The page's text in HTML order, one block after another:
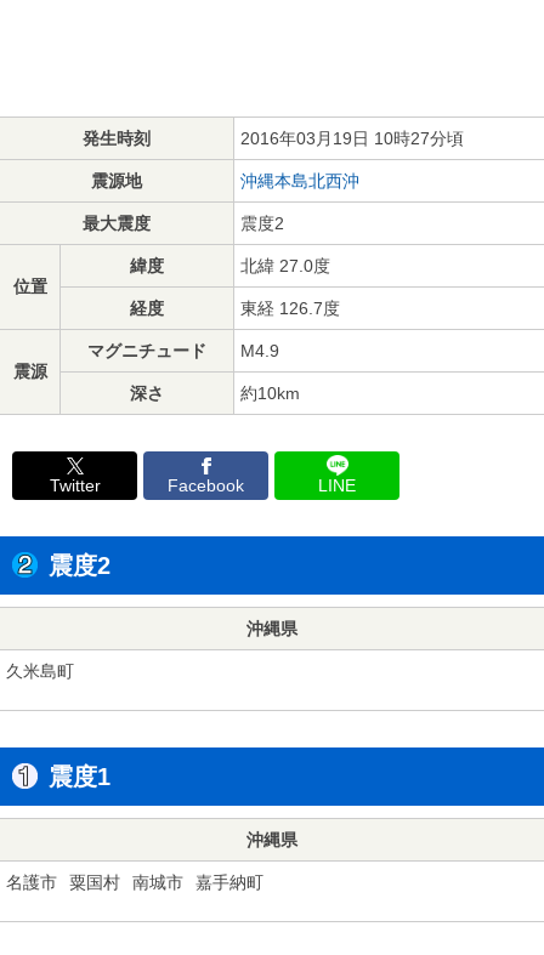
発生時刻 2016年03月19日 10時27分頃
震源地 沖縄本島北西沖
最大震度 震度2
位置
緯度 北緯 27.0度
経度 東経 126.7度
震源
マグニチュード M4.9
深さ 約10km
Twitter Facebook LINE
震度2
沖縄県
久米島町
震度1
沖縄県
名護市 粟国村 南城市 嘉手納町